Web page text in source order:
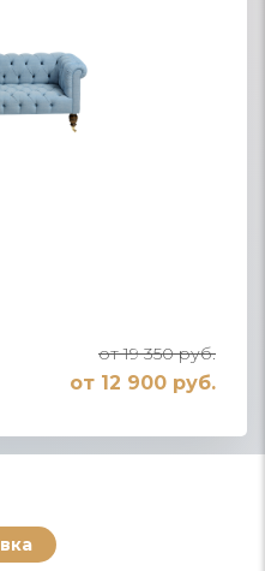
от 19 350 руб.
от 12 900 руб.